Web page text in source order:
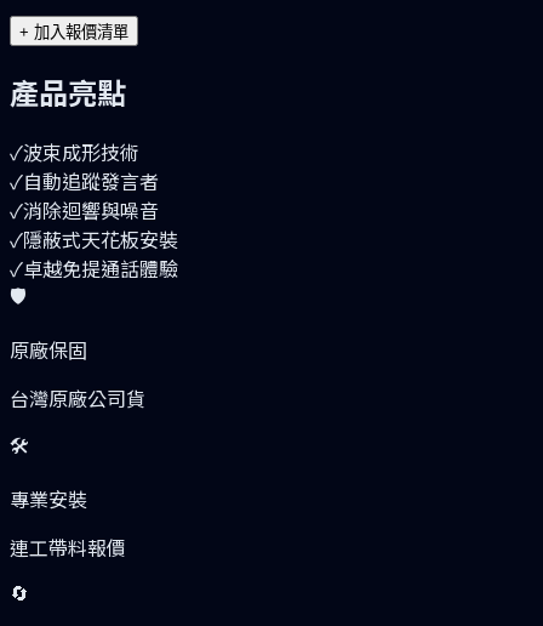
+ 加入報價清單
產品亮點
✓波束成形技術
✓自動追蹤發言者
✓消除迴響與噪音
✓隱蔽式天花板安裝
✓卓越免提通話體驗
🛡️
原廠保固
台灣原廠公司貨
🛠️
專業安裝
連工帶料報價
🔄